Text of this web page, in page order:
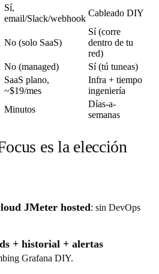
Sí,
email/Slack/webhook
Cableado DIY
No (solo SaaS)
Sí (corre
dentro de tu
red)
No (managed)
Sí (tú tuneas)
SaaS plano,
~$19/mes
Infra + tiempo
ingeniería
Minutos
Días-a-
semanas
es la elección
JMeter hosted: sin DevOps
+ historial + alertas
Grafana DIY.